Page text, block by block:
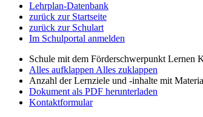
Lehrplan-Datenbank
zurück zur Startseite
zurück zur Schulart
Im Schulportal anmelden
Schule mit dem Förderschwerpunkt Lernen
Alles aufklappen Alles zuklappen
Anzahl der Lernziele und -inhalte mit
Dokument als PDF herunterladen
Kontaktformular